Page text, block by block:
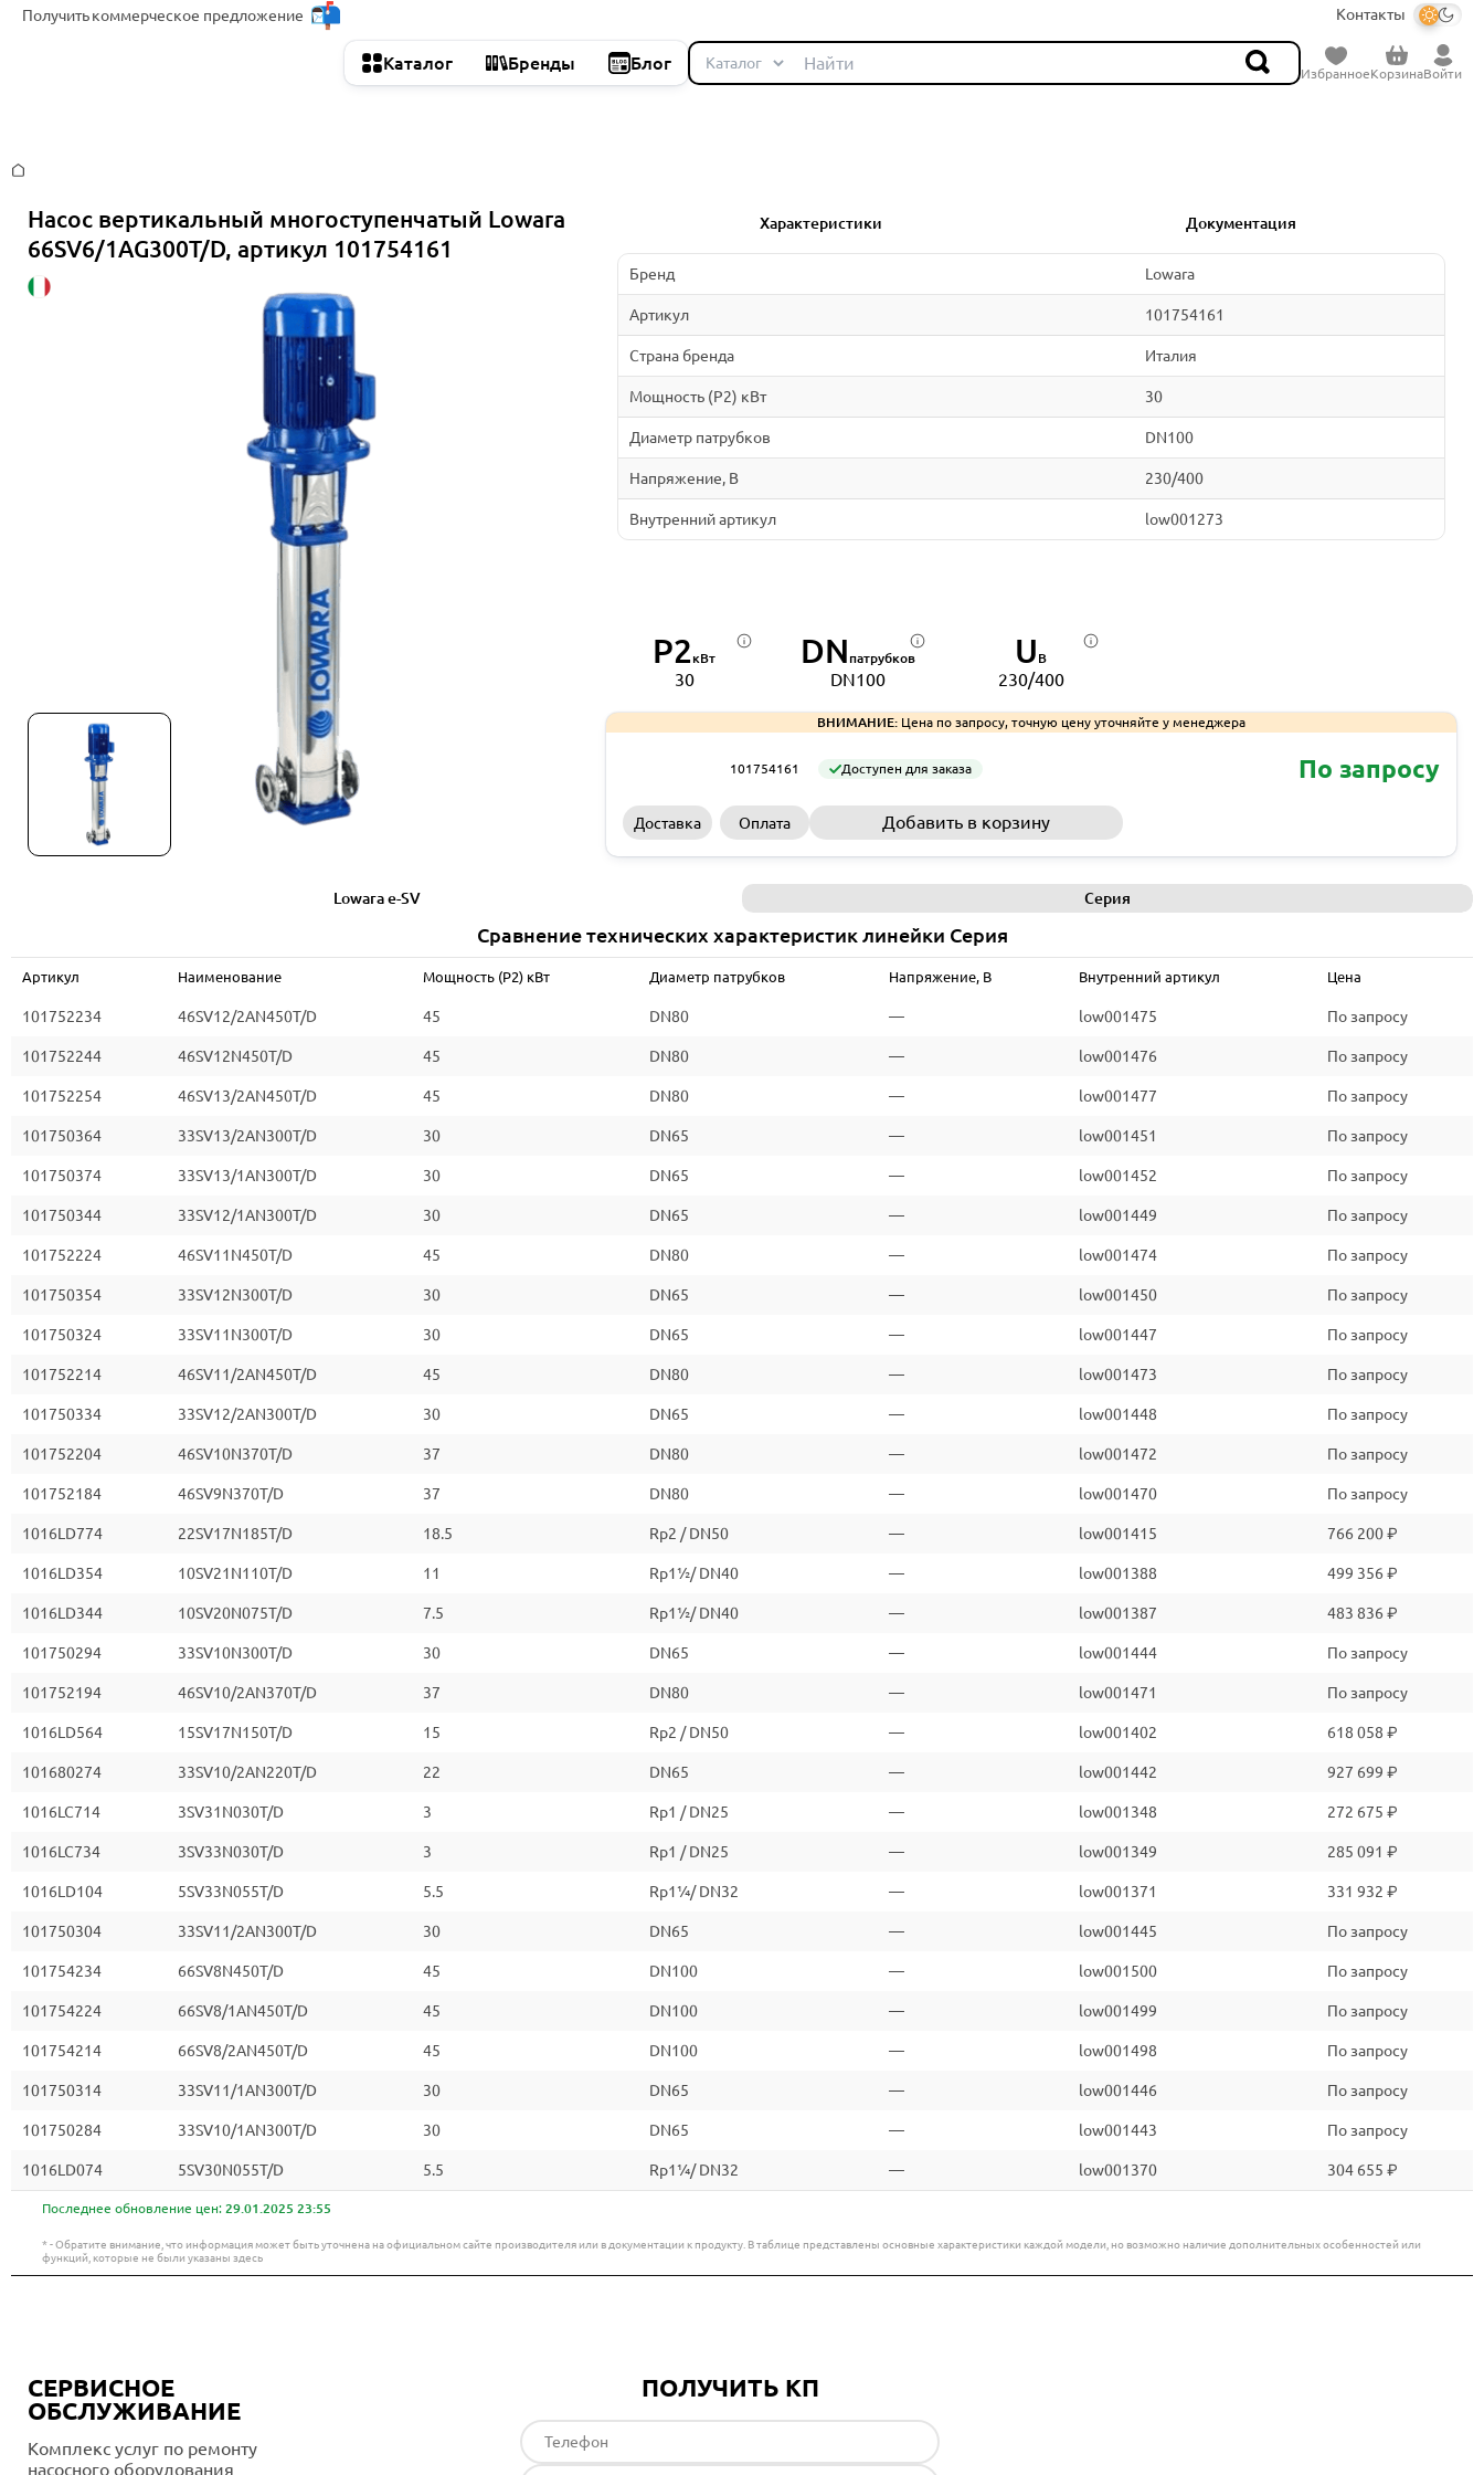
Получитькоммерческое предложение Контакты
Каталог Бренды Блог
ИзбранноеКорзинаВойти
Насос вертикальный многоступенчатый Lowara
66SV6/1AG300T/D, артикул 101754161
Характеристики Документация
Бренд Lowara
Артикул 101754161
Страна бренда Италия
Мощность (P2) кВт 30
Диаметр патрубков DN100
Напряжение, В 230/400
Внутренний артикул low001273
P2кВт
30
DN патрубков
DN100
U В
230/400
ВНИМАНИЕ:Цена по запросу, точную цену уточняйте у менеджера
101754161 Доступен для заказа По запросу
Доставка Оплата Добавить в корзину
Lowara e-SV Серия
Сравнение технических характеристик линейки Серия
Артикул Наименование Мощность (P2) кВт Диаметр патрубков Напряжение, В Внутренний артикул Цена
101752234 46SV12/2AN450T/D 45 DN80 — low001475 По запросу
101752244 46SV12N450T/D 45 DN80 — low001476 По запросу
101752254 46SV13/2AN450T/D 45 DN80 — low001477 По запросу
101750364 33SV13/2AN300T/D 30 DN65 — low001451 По запросу
101750374 33SV13/1AN300T/D 30 DN65 — low001452 По запросу
101750344 33SV12/1AN300T/D 30 DN65 — low001449 По запросу
101752224 46SV11N450T/D 45 DN80 — low001474 По запросу
101750354 33SV12N300T/D 30 DN65 — low001450 По запросу
101750324 33SV11N300T/D 30 DN65 — low001447 По запросу
101752214 46SV11/2AN450T/D 45 DN80 — low001473 По запросу
101750334 33SV12/2AN300T/D 30 DN65 — low001448 По запросу
101752204 46SV10N370T/D 37 DN80 — low001472 По запросу
101752184 46SV9N370T/D 37 DN80 — low001470 По запросу
1016LD774 22SV17N185T/D 18.5 Rp2 / DN50 — low001415 766 200 ₽
1016LD354 10SV21N110T/D 11 Rp1½/ DN40 — low001388 499 356 ₽
1016LD344 10SV20N075T/D 7.5 Rp1½/ DN40 — low001387 483 836 ₽
101750294 33SV10N300T/D 30 DN65 — low001444 По запросу
101752194 46SV10/2AN370T/D 37 DN80 — low001471 По запросу
1016LD564 15SV17N150T/D 15 Rp2 / DN50 — low001402 618 058 ₽
101680274 33SV10/2AN220T/D 22 DN65 — low001442 927 699 ₽
1016LC714 3SV31N030T/D 3 Rp1 / DN25 — low001348 272 675 ₽
1016LC734 3SV33N030T/D 3 Rp1 / DN25 — low001349 285 091 ₽
1016LD104 5SV33N055T/D 5.5 Rp1¼/ DN32 — low001371 331 932 ₽
101750304 33SV11/2AN300T/D 30 DN65 — low001445 По запросу
101754234 66SV8N450T/D 45 DN100 — low001500 По запросу
101754224 66SV8/1AN450T/D 45 DN100 — low001499 По запросу
101754214 66SV8/2AN450T/D 45 DN100 — low001498 По запросу
101750314 33SV11/1AN300T/D 30 DN65 — low001446 По запросу
101750284 33SV10/1AN300T/D 30 DN65 — low001443 По запросу
1016LD074 5SV30N055T/D 5.5 Rp1¼/ DN32 — low001370 304 655 ₽
Последнее обновление цен: 29.01.2025 23:55
* - Обратите внимание, что информация может быть уточнена на официальном сайте производителя или в документации к продукту. В таблице представлены основные характеристики каждой модели, но возможно наличие дополнительных особенностей или
функций, которые не были указаны здесь
СЕРВИСНОЕ
ОБСЛУЖИВАНИЕ
Комплекс услуг по ремонту
насосного оборудования
ПОЛУЧИТЬ КП